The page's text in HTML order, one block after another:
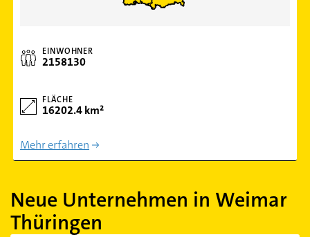
EINWOHNER
2158130
FLÄCHE
16202.4 km²
Mehr erfahren
Neue Unternehmen in Weimar
Thüringen